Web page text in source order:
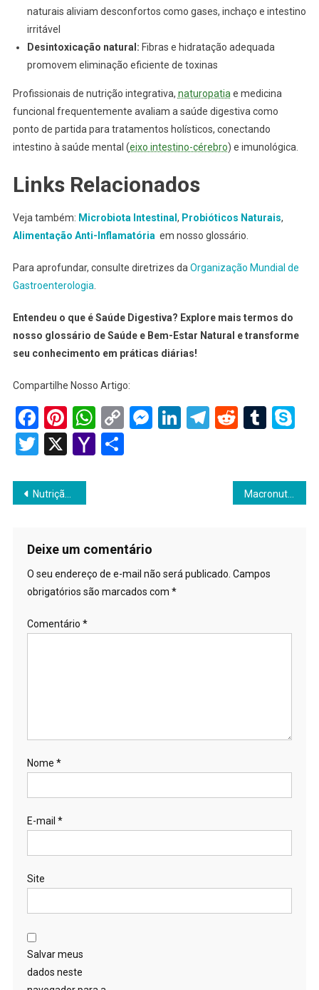
naturais aliviam desconfortos como gases, inchaço e intestino
irritável
Desintoxicação natural: Fibras e hidratação adequada
promovem eliminação eficiente de toxinas
Profissionais de nutrição integrativa, naturopatia e medicina
funcional frequentemente avaliam a saúde digestiva como
ponto de partida para tratamentos holísticos, conectando
intestino à saúde mental (eixo intestino-cérebro) e imunológica.
Links Relacionados
Veja também: Microbiota Intestinal , Probióticos Naturais,
Alimentação Anti-Inflamatória em nosso glossário.
Para aprofundar, consulte diretrizes da Organização Mundial de
Gastroenterologia
Entendeu o que é Saúde Digestiva? Explore mais termos do
nosso glossário de Saúde e Bem-Estar Natural e transforme
seu conhecimento em práticas diárias!
Compartilhe Nosso Artigo:
Facebook
Pinterest
WhatsApp
Copy
Link
Messenger
LinkedIn
Telegram
Reddit
Twitter
X YahooShare
Navegação
Post
Nutrição Vegana
Deixe um comentário
O seu endereço de e-mail não será publicado. Campos
obrigatórios são marcados com *
Comentário *
Nome *
E-mail *
Site
Salvar meus
dados neste